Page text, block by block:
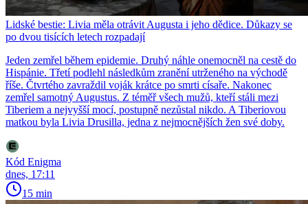
Lidské bestie: Livia měla otrávit Augusta i jeho dědice. Důkazy se
po dvou tisících letech rozpadají
Jeden zemřel během epidemie. Druhý náhle onemocněl na cestě do
Hispánie. Třetí podlehl následkům zranění utrženého na východě
říše. Čtvrtého zavraždil voják krátce po smrti císaře. Nakonec
zemřel samotný Augustus. Z téměř všech mužů, kteří stáli mezi
Tiberiem a nejvyšší mocí, postupně nezůstal nikdo. A Tiberiovou
matkou byla Livia Drusilla, jedna z nejmocnějších žen své doby.
Kód Enigma
dnes, 17:11
15 min